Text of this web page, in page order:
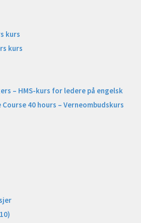
kurs
kurs
– HMS-kurs for ledere på engelsk
40 hours – Verneombudskurs